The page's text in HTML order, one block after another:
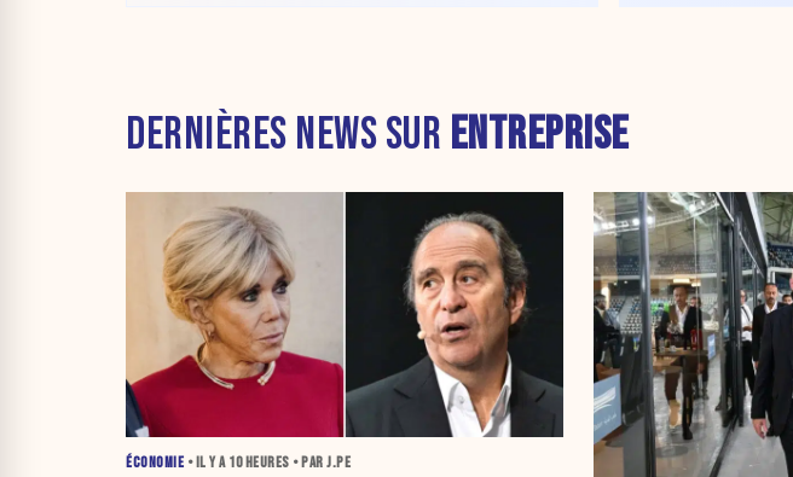
DERNIÈRES NEWS SUR ENTREPRISE
ÉCONOMIE • IL Y A 10 HEURES • PAR J.PE